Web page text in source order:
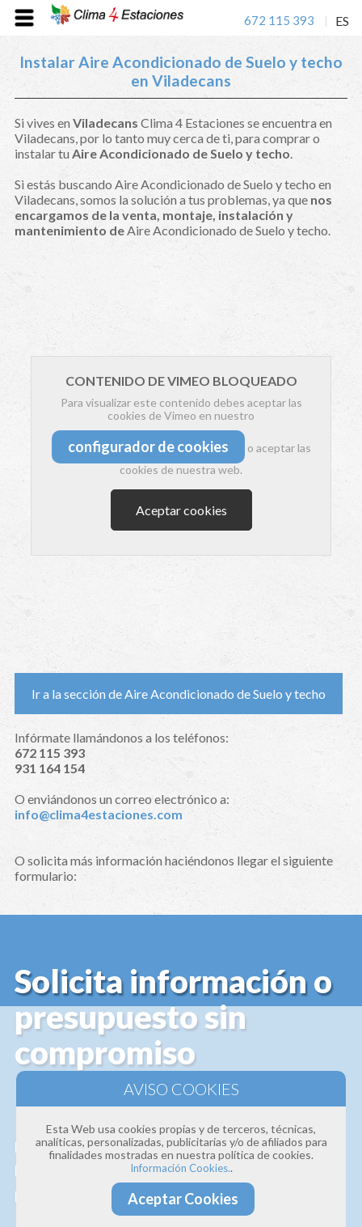
672 115 393 ES
Instalar Aire Acondicionado de Suelo y techo
en Viladecans
Si vives enViladecans Clima 4 Estaciones se encuentra en
Viladecans, por lo tanto muy cerca de ti, para comprar o
instalar tu Aire Acondicionado de Suelo y techo.
Si estás buscando Aire Acondicionado de Suelo y techo en
Viladecans, somos la solución a tus problemas, ya que nos
encargamos de la venta, montaje, instalación y
mantenimiento deAire Acondicionado de Suelo y techo.
CONTENIDO DE VIMEO BLOQUEADO
Para visualizar este contenido debes aceptar las
cookies de Vimeo en nuestro
configurador de cookies
o aceptar las
cookies de nuestra web.
Aceptar cookies
Ir a la sección de Aire Acondicionado de Suelo y techo
Infórmate llamándonos a los teléfonos:
672 115 393
931 164 154
O enviándonos un correo electrónico a:
info@clima4estaciones.com
O solicita más información haciéndonos llegar el siguiente
formulario:
Solicita información o
presupuesto sin
compromiso
productos y servicios, así que si deseas que te
hagamos un presupuesto personalizado te lo
hacemos sin ningún compromiso.
Esta Web usa cookies propias y de terceros, técnicas,
analíticas, personalizadas, publicitarias y/o de afiliados para
finalidades mostradas en nuestra política de cookies.
Información Cookies..
Aceptar Cookies